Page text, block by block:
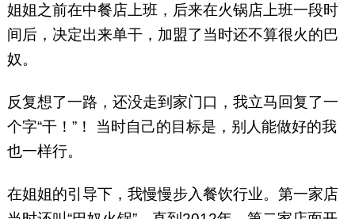
姐姐之前在中餐店上班，后来在火锅店上班一段时
间后，决定出来单干，加盟了当时还不算很火的巴
奴。
反复想了一路，还没走到家门口，我立马回复了一
个字“干！”！ 当时自己的目标是，别人能做好的我
也一样行。
在姐姐的引导下，我慢慢步入餐饮行业。第一家店